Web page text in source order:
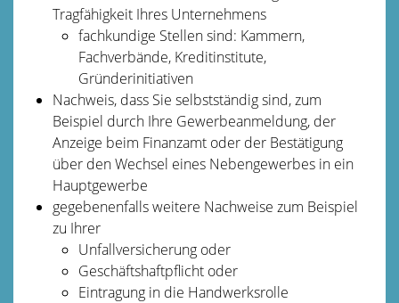
Tragfähigkeit Ihres Unternehmens
fachkundige Stellen sind: Kammern,
Fachverbände, Kreditinstitute,
Gründerinitiativen
Nachweis, dass Sie selbstständig sind, zum
Beispiel durch Ihre Gewerbeanmeldung, der
Anzeige beim Finanzamt oder der Bestätigung
über den Wechsel eines Nebengewerbes in ein
Hauptgewerbe
gegebenenfalls weitere Nachweise zum Beispiel
zu Ihrer
Unfallversicherung oder
Geschäftshaftpflicht oder
Eintragung in die Handwerksrolle